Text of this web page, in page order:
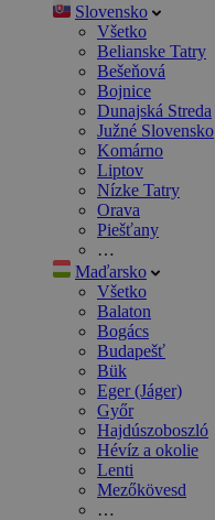
Slovensko
Všetko
Belianske Tatry
Bešeňová
Bojnice
Dunajská Streda
Južné Slovensko
Komárno
Liptov
Nízke Tatry
Orava
Piešťany
…
Maďarsko
Všetko
Balaton
Bogács
Budapešť
Bük
Eger (Jáger)
Győr
Hajdúszoboszló
Hévíz a okolie
Lenti
Mezőkövesd
…